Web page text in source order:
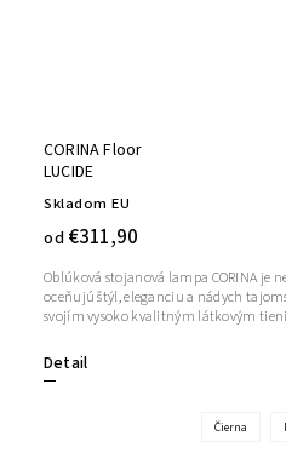
CORINA Floor
LUCIDE
Skladom EU
od €311,90
Detail
Oblúková stojanová lampa CORINA je
oceňujú štýl, eleganciu a nádych
svojím vysoko kvalitným látkovým
Čierna